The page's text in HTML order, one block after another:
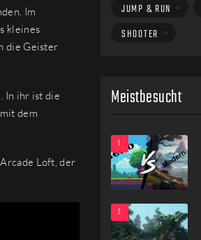
Im
kleines
die Geister
In ihr ist die
dem
Loft, der
JUMP & RUN
SHOOTER
Meistbesucht